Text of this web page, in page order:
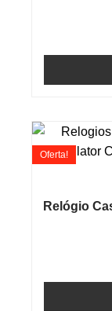
Relógio
Oferta!